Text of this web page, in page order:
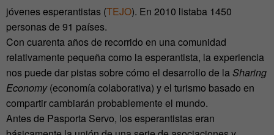
jóvenes esperantistas (TEJO). En 2010 listaba 1450
personas de 91 países.
Con cuarenta años de recorrido en una comunidad
relativamente pequeña como la esperantista, la experiencia
nos puede dar pistas sobre cómo el desarrollo de laSharing
Economy(economía colaborativa) y el turismo basado en
compartir cambiarán probablemente el mundo.
Antes de Pasporta Servo, los esperantistas eran